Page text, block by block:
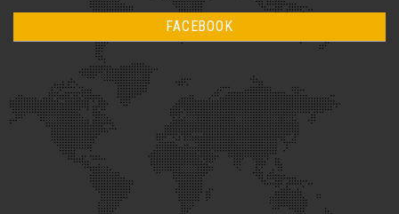
khi
đình
Thang
Nâng
tầm
cuộc
sống
với
dịch
vụ
thang
FACEBOOK